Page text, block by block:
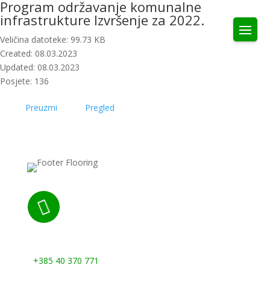
Program održavanje komunalne
infrastrukture Izvršenje za 2022.
Veličina datoteke: 99.73 KB
Created: 08.03.2023
Updated: 08.03.2023
Posjete: 136
Preuzmi Pregled

+385 40 370 771